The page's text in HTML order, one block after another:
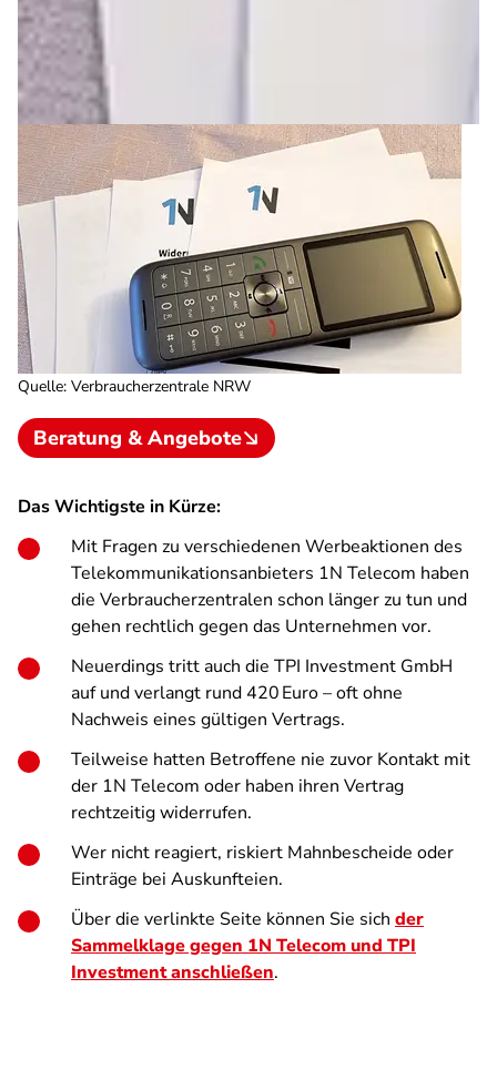
Quelle: Verbraucherzentrale NRW
Beratung & Angebote
Das Wichtigste in Kürze:
Mit Fragen zu verschiedenen Werbeaktionen des
Telekommunikationsanbieters 1N Telecom haben
die Verbraucherzentralen schon länger zu tun und
gehen rechtlich gegen das Unternehmen vor.
Neuerdings tritt auch die TPI Investment GmbH
auf und verlangt rund 420 Euro – oft ohne
Nachweis eines gültigen Vertrags.
Teilweise hatten Betroffene nie zuvor Kontakt mit
der 1N Telecom oder haben ihren Vertrag
rechtzeitig widerrufen.
Wer nicht reagiert, riskiert Mahnbescheide oder
Einträge bei Auskunfteien.
Über die verlinkte Seite können Sie sich der
Sammelklage gegen 1N Telecom und TPI
Investment anschließen.